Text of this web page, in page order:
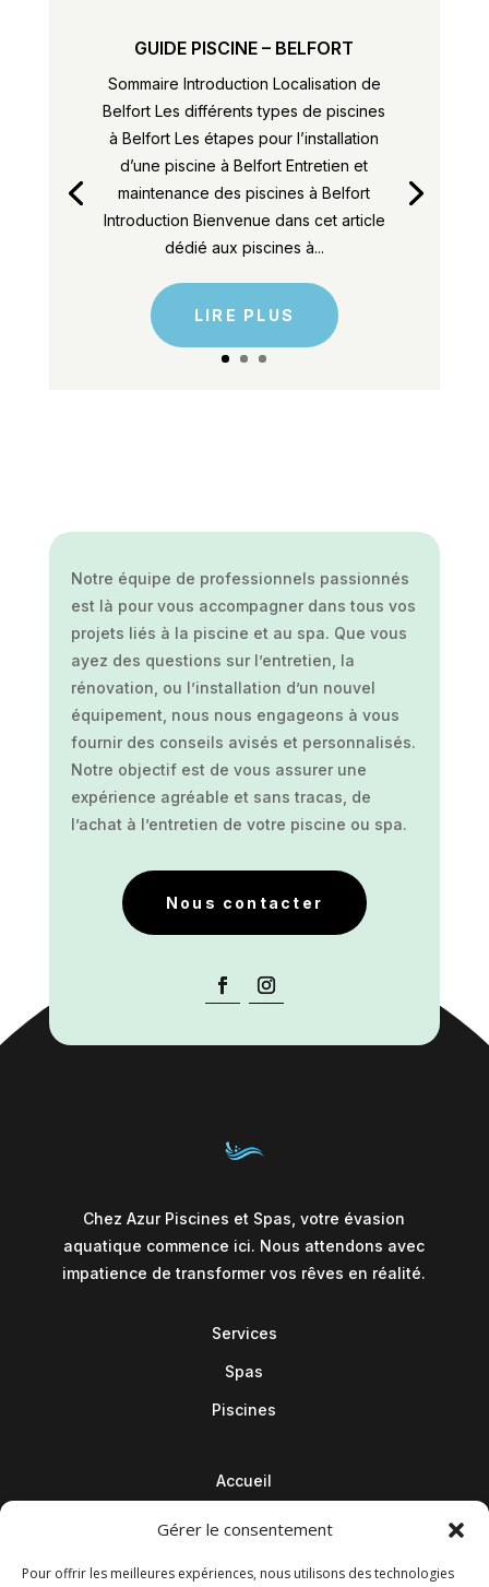
Gérer le consentement
Pour offrir les meilleures expériences, nous utilisons des technologies
GUIDE PISCINE – BELFORT
Sommaire Introduction Localisation de
Belfort Les différents types de piscines
à Belfort Les étapes pour l’installation
d’une piscine à Belfort Entretien et
maintenance des piscines à Belfort
Introduction Bienvenue dans cet article
dédié aux piscines à...
LIRE PLUS
Notre équipe de professionnels passionnés
est là pour vous accompagner dans tous vos
projets liés à la piscine et au spa. Que vous
ayez des questions sur l’entretien, la
rénovation, ou l’installation d’un nouvel
équipement, nous nous engageons à vous
fournir des conseils avisés et personnalisés.
Notre objectif est de vous assurer une
expérience agréable et sans tracas, de
l’achat à l’entretien de votre piscine ou spa.
Nous contacter
Chez Azur Piscines et Spas, votre évasion
aquatique commence ici. Nous attendons avec
impatience de transformer vos rêves en réalité.
Services
Spas
Piscines
Accueil